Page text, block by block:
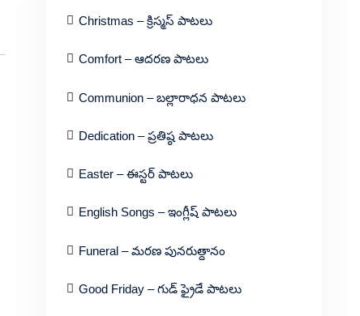
Christmas – క్రిస్మస్ పాటలు
Comfort – ఆదరణ పాటలు
Communion – బల్లారాధన పాటలు
Dedication – ప్రతిష్ఠ పాటలు
Easter – ఈస్టర్ పాటలు
English Songs – ఇంగ్లీష్ పాటలు
Funeral – మరణ పునరుత్దానం
Good Friday – గుడ్ ఫ్రైడే పాటలు